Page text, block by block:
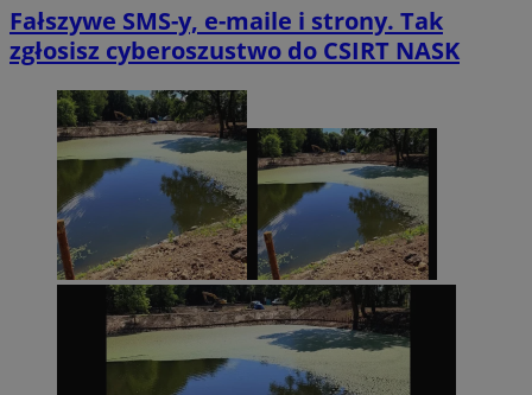
Fałszywe SMS-y, e-maile i strony. Tak
zgłosisz cyberoszustwo do CSIRT NASK